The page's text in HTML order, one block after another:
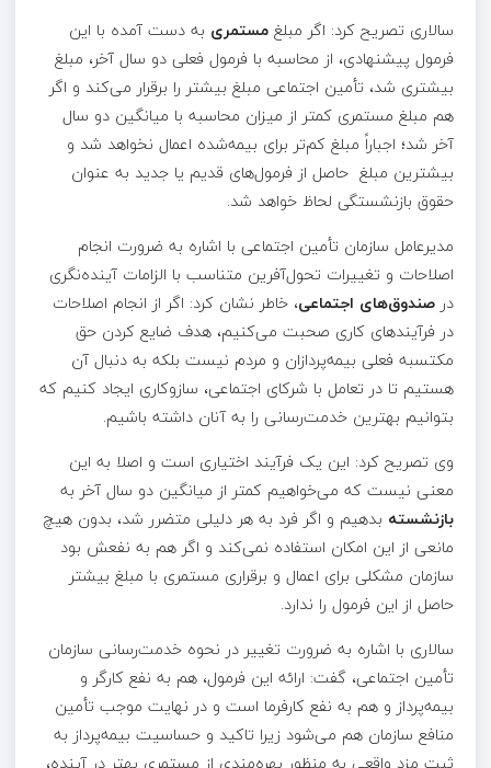
سالاری تصریح کرد: اگر مبلغ مستمری به دست آمده با این
فرمول پیشنهادی، از محاسبه با فرمول فعلی دو سال آخر، مبلغ
بیشتری شد، تأمین اجتماعی مبلغ بیشتر را برقرار می‌کند و اگر
هم مبلغ مستمری کمتر از میزان محاسبه با میانگین دو سال
آخر شد؛ اجباراً مبلغ کم‌تر برای بیمه‌شده اعمال نخواهد شد و
بیشترین مبلغ حاصل از فرمول‌های قدیم یا جدید به عنوان
حقوق بازنشستگی لحاظ خواهد شد.
مدیرعامل سازمان تأمین اجتماعی با اشاره به ضرورت انجام
اصلاحات و تغییرات تحول‌آفرین متناسب با الزامات آینده‌نگری
در صندوق‌های اجتماعی، خاطر نشان کرد: اگر از انجام اصلاحات
در فرآیندهای کاری صحبت می‌کنیم، هدف ضایع کردن حق
مکتسبه فعلی بیمه‌پردازان و مردم نیست بلکه به دنبال آن
هستیم تا در تعامل با شرکای اجتماعی، سازوکاری ایجاد کنیم که
بتوانیم بهترین خدمت‌رسانی را به آنان داشته باشیم.
وی تصریح کرد: این یک فرآیند اختیاری است و اصلا به این
معنی نیست که می‌خواهیم کمتر از میانگین دو سال آخر به
بازنشسته بدهیم و اگر فرد به هر دلیلی متضرر شد، بدون هیچ
مانعی از این امکان استفاده نمی‌کند و اگر هم به نفعش بود
سازمان مشکلی برای اعمال و برقراری مستمری با مبلغ بیشتر
حاصل از این فرمول را ندارد.
سالاری با اشاره به ضرورت تغییر در نحوه خدمت‌رسانی سازمان
تأمین اجتماعی، گفت: ارائه این فرمول، هم به نفع کارگر و
بیمه‌پرداز و هم به نفع کارفرما است و در نهایت موجب تأمین
منافع سازمان هم می‌شود زیرا تاکید و حساسیت بیمه‌پرداز به